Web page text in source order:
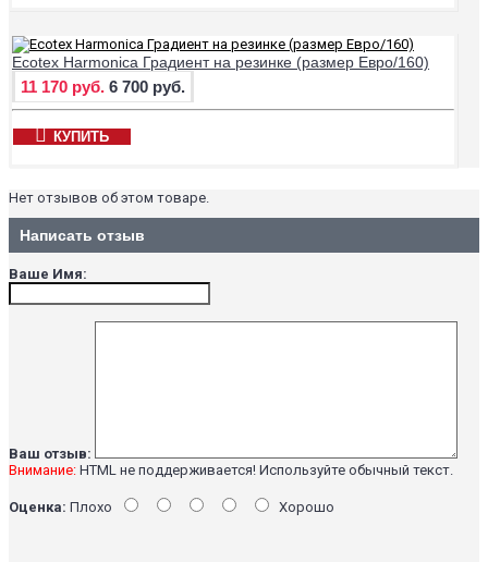
Ecotex Harmonica Градиент на резинке (размер Евро/160)
11 170 руб. 6 700 руб.
КУПИТЬ
Нет отзывов об этом товаре.
Написать отзыв
Ваше Имя:
Ваш отзыв:
Внимание: HTML не поддерживается! Используйте обычный текст.
Оценка: Плохо Хорошо